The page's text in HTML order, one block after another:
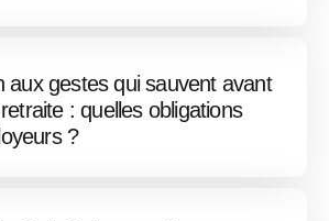
aux gestes qui sauvent avant
: quelles obligations
?